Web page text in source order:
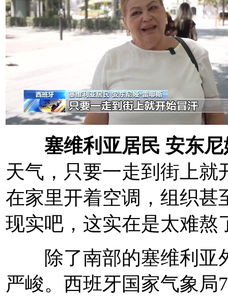
塞维利亚居民 安东尼
天气，只要一走到街上
在家里开着空调，组织甚
现实吧，这实在是太难熬
除了南部的塞维利亚
严峻。西班牙国家气象局